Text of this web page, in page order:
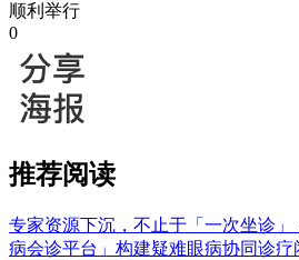
顺利举行
0
推荐阅读
专家资源下沉，不止于「一次坐诊
病会诊平台」构建疑难眼病协同诊疗